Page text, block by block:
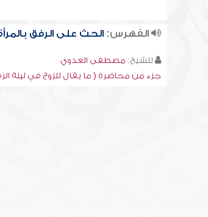
الفهرس:الحث على الرفق
للشيخ: مصطفى العدوي
جزء من محاضرة ( ما يقال للزوج في ليلة